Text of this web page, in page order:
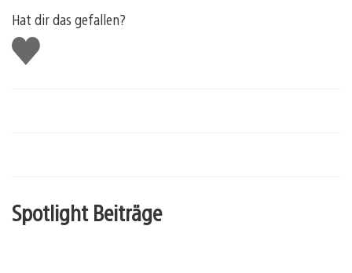
Hat dir das gefallen?
Gefällt
mir
Spotlight Beiträge